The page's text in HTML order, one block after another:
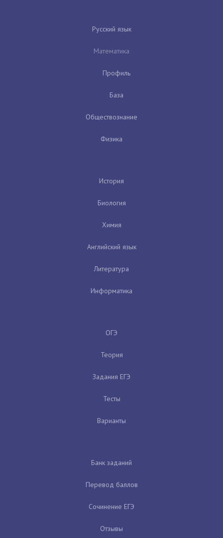
Русский язык
Математика
Профиль
База
Обществознание
Физика
История
Биология
Химия
Английский язык
Литература
Информатика
ОГЭ
Теория
Задания ЕГЭ
Тесты
Варианты
Банк заданий
Перевод баллов
Сочинение ЕГЭ
Отзывы